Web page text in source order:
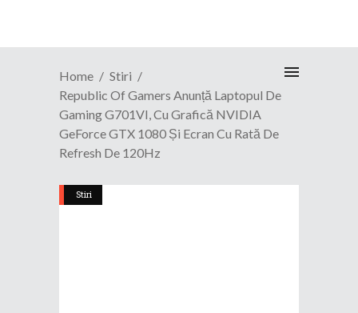
Home
Stiri
Republic Of Gamers Anunță Laptopul De
Gaming G701VI, Cu Grafică NVIDIA
GeForce GTX 1080 Și Ecran Cu Rată De
Refresh De 120Hz
Stiri